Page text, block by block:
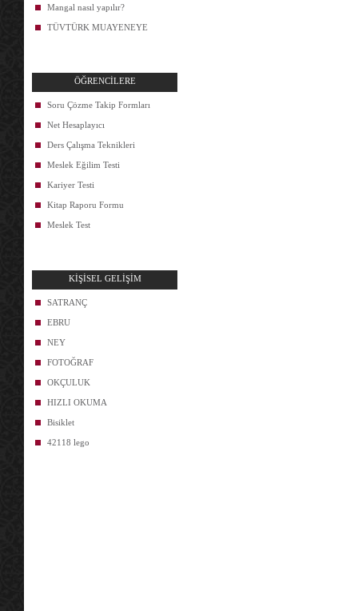
Mangal nasıl yapılır?
TÜVTÜRK MUAYENEYE
ÖĞRENCİLERE
Soru Çözme Takip Formları
Net Hesaplayıcı
Ders Çalışma Teknikleri
Meslek Eğilim Testi
Kariyer Testi
Kitap Raporu Formu
Meslek Test
KİŞİSEL GELİŞİM
SATRANÇ
EBRU
NEY
FOTOĞRAF
OKÇULUK
HIZLI OKUMA
Bisiklet
42118 lego